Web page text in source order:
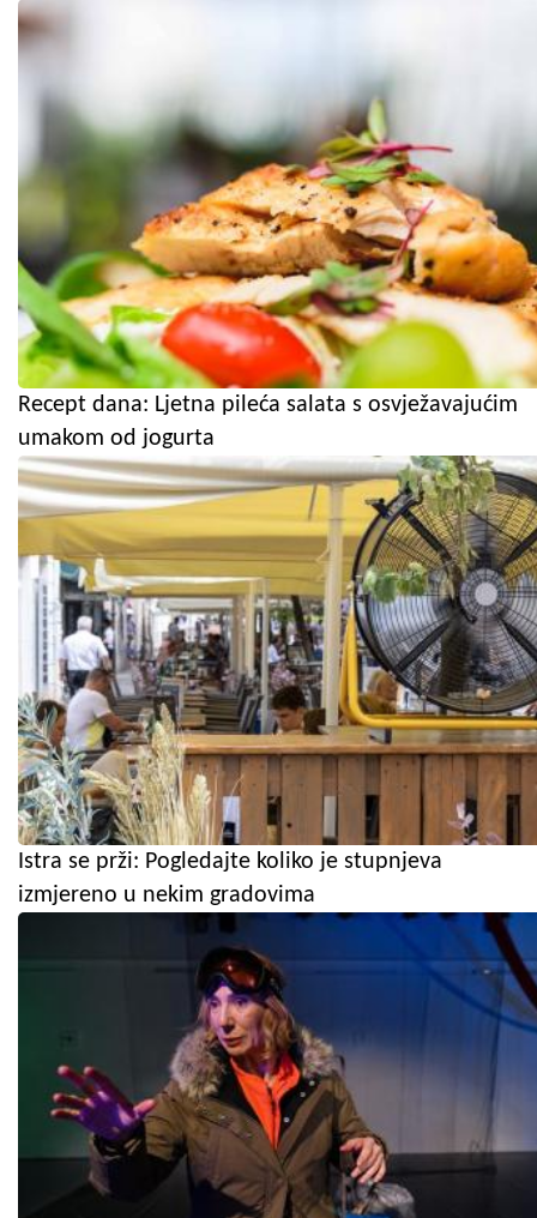
Recept dana: Ljetna pileća salata s osvježavajućim
umakom od jogurta
Istra se prži: Pogledajte koliko je stupnjeva
izmjereno u nekim gradovima